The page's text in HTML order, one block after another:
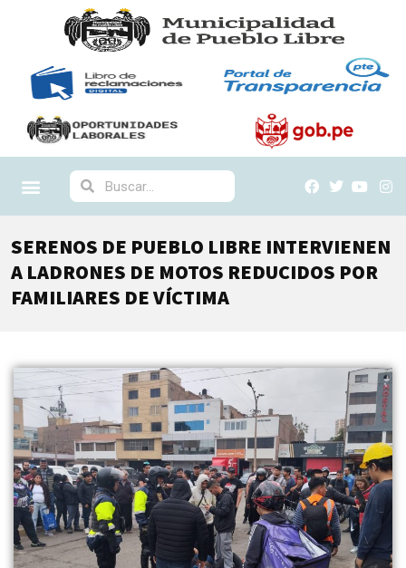
SERENOS DE PUEBLO LIBRE INTERVIENEN
A LADRONES DE MOTOS REDUCIDOS POR
FAMILIARES DE VÍCTIMA